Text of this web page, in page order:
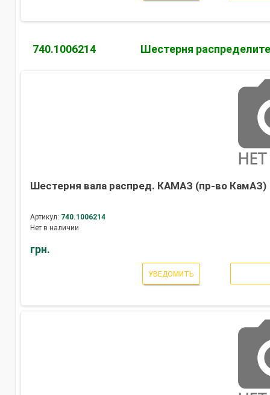
740.1006214 Шестерня
Шестерня вала распред. КАМАЗ (пр-во КамАЗ)
Артикул: 740.1006214
Нет в наличии
грн.
УВЕДОМИТЬ